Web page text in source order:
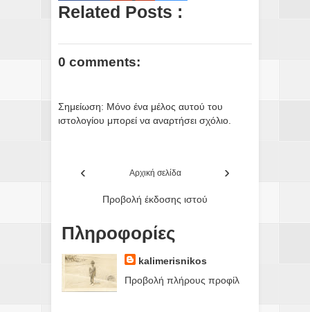
Related Posts :
0 comments:
Σημείωση: Μόνο ένα μέλος αυτού του
ιστολογίου μπορεί να αναρτήσει σχόλιο.
‹ ›
Αρχική σελίδα
Προβολή έκδοσης ιστού
Πληροφορίες
kalimerisnikos
Προβολή πλήρους προφίλ